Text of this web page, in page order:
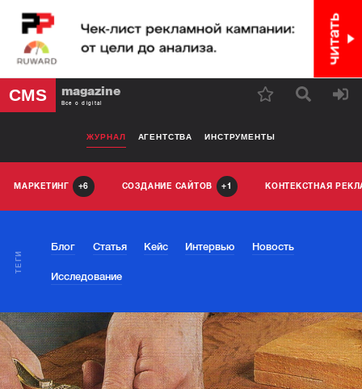
CMS magazine
Все о digital
ЖУРНАЛ АГЕНТСТВА ИНСТРУМЕНТЫ
МАРКЕТИНГ 6 СОЗДАНИЕ САЙТОВ 1 КОНТЕКСТНАЯ
ТЕГИ
Блог Статья Кейс Интервью Новость
Исследование